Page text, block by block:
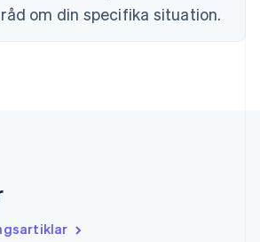
om din specifika situation.
Kina